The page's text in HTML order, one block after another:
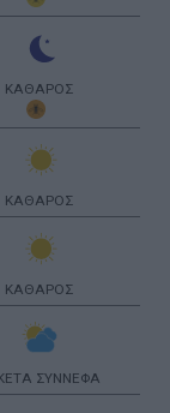
ΚΑΘΑΡΟΣ
ΚΑΘΑΡΟΣ
ΚΑΘΑΡΟΣ
ΣΥΝΝΕΦΑ